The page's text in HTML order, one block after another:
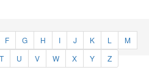
F G H I J K L
M
T U V W X Y Z